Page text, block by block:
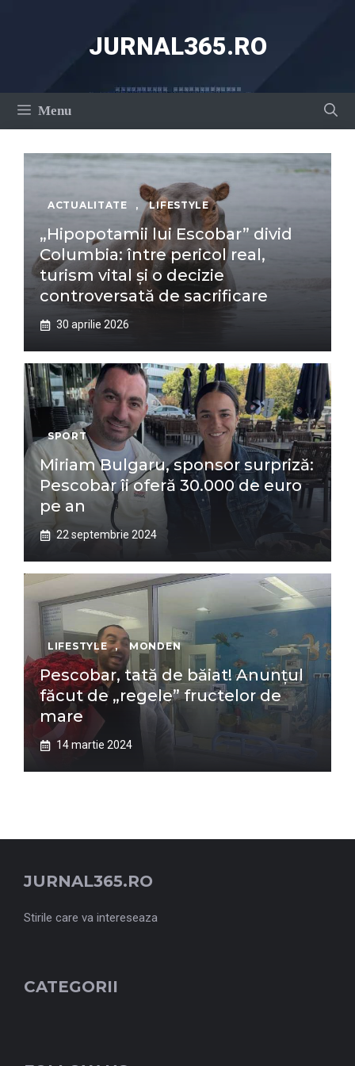
JURNAL365.RO
Menu
ACTUALITATE , LIFESTYLE
„Hipopotamii lui Escobar” divid
Columbia: între pericol real,
turism vital și o decizie
controversată de sacrificare
30 aprilie 2026
SPORT
Miriam Bulgaru, sponsor surpriză:
Pescobar îi oferă 30.000 de euro
pe an
22 septembrie 2024
LIFESTYLE , MONDEN
Pescobar, tată de băiat! Anunțul
făcut de „regele” fructelor de
mare
14 martie 2024
JURNAL365.RO
Stirile care va intereseaza
CATEGORII